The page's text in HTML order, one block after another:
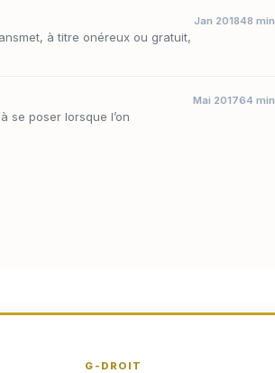
à titre onéreux ou gratuit,
Jan 201848 min
se poser lorsque l’on
Mai 201764 min
G-DROIT